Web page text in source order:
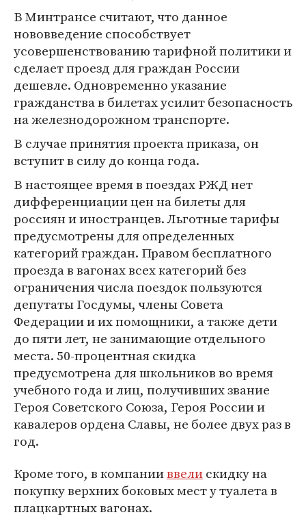
В Минтрансе считают, что данное
нововведение способствует
усовершенствованию тарифной политики и
сделает проезд для граждан России
дешевле. Одновременно указание
гражданства в билетах усилит безопасность
на железнодорожном транспорте.
В случае принятия проекта приказа, он
вступит в силу до конца года.
В настоящее время в поездах РЖД нет
дифференциации цен на билеты для
россиян и иностранцев. Льготные тарифы
предусмотрены для определенных
категорий граждан. Правом бесплатного
проезда в вагонах всех категорий без
ограничения числа поездок пользуются
депутаты Госдумы, члены Совета
Федерации и их помощники, а также дети
до пяти лет, не занимающие отдельного
места. 50-процентная скидка
предусмотрена для школьников во время
учебного года и лиц, получивших звание
Героя Советского Союза, Героя России и
кавалеров ордена Славы, не более двух раз в
год.
Кроме того, в компанииввелискидку на
покупку верхних боковых мест у туалета в
плацкартных вагонах.